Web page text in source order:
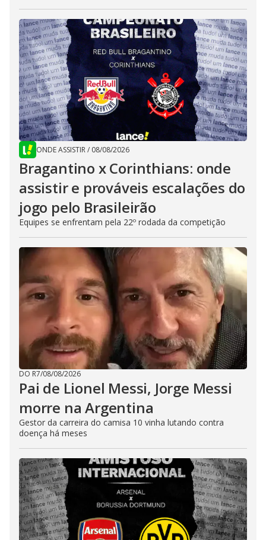
ONDE ASSISTIR/ 08/08/2026
Bragantino x Corinthians: onde
assistir e prováveis escalações do
jogo pelo Brasileirão
Equipes se enfrentam pela 22º rodada da competição
DO R7/08/08/2026
Pai de Lionel Messi, Jorge Messi
morre na Argentina
Gestor da carreira do camisa 10 vinha lutando contra
doença há meses